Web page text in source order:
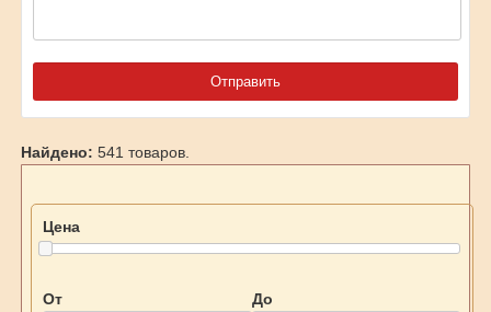
Найдено: 541 товаров.
Цена
От До